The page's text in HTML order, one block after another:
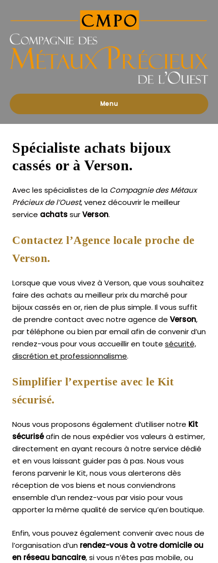
des
Précieux
l'Ouest
Menu
Spécialiste achats bijoux
cassés or à Verson.
Avec les spécialistes de la Compagnie des Métaux
Précieux de l’Ouest, venez découvrir le meilleur
service achatssurVerson.
Contactez l’Agence locale proche de
Verson.
Lorsque que vous vivez à Verson, que vous souhaitez
faire des achats au meilleur prix du marché pour
bijoux cassés en or, rien de plus simple. Il vous suffit
de prendre contact avec notre agence de Verson,
par téléphone ou bien par email afin de convenir d’un
rendez-vous pour vous accueillir en toute sécurité,
discrétion et professionnalisme.
Simplifier l’expertise avec le Kit
sécurisé.
Nous vous proposons également d’utiliser notre Kit
sécuriséafin de nous expédier vos valeurs à estimer,
directement en ayant recours à notre service dédié
et en vous laissant guider pas à pas. Nous vous
ferons parvenir le Kit, nous vous alerterons dès
réception de vos biens et nous conviendrons
ensemble d’un rendez-vous par visio pour vous
apporter la même qualité de service qu’en boutique.
Enfin, vous pouvez également convenir avec nous de
l’organisation d’un rendez-vous à votre domicile ou
en réseau bancaire, si vous n’êtes pas mobile, ou